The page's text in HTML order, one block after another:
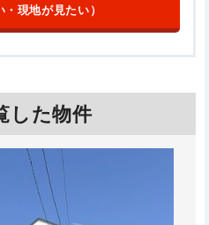
・現地が見たい）
した物件